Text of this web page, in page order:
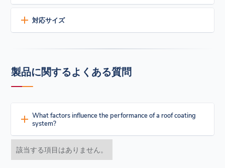
優れたエロンゲーション特性
アプリケーターフレンドリー
柔軟性
シームレスなウェットアウト
シリコーンコーティングは布の中を流れて飽和し、モノリシ
完全に接着することができます。
保証書
この製品は、正しく保管され、適用された場合、メーカーの
対応サイズ
標準幅は4インチ、6インチ、12インチの3種類
ご要望に応じて、特注幅の製作も可能です
製品に関するよくある質問
What factors influence the performance of a roof coating
system?
Key performance factors include the condition of the existing
roof, correct surface preparation, environmental conditions during
該当する項目はありません。